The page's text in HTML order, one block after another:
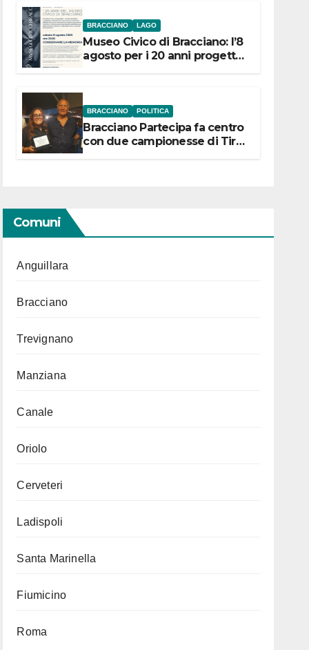
BRACCIANO LAGO
Museo Civico di Bracciano: l’8
agosto per i 20 anni progetto
BRACCIANO POLITICA
Bracciano Partecipa fa centro
con due campionesse di Tiro
Comuni
Anguillara
Bracciano
Trevignano
Manziana
Canale
Oriolo
Cerveteri
Ladispoli
Santa Marinella
Fiumicino
Roma